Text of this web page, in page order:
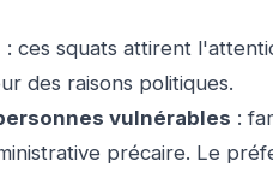
: ces squats attirent
des raisons politiques.
vulnérables :
précaire. Le